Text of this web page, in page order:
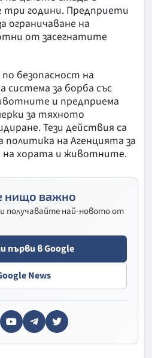
три години. Предприети
ограничаване на
от засегнатите
безопасност на
за борба със
и предприема
за тяхното
Тези действия са
на Агенцията за
хората и животните.
нищо важно
получавайте най-новото от
първи в Google
News